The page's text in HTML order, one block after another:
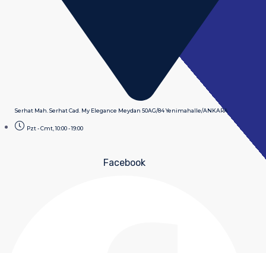
Serhat Mah. Serhat Cad. My Elegance Meydan 50AG/84 Yenimahalle/ANKARA
Pzt - Cmt, 10:00 - 19:00
Facebook